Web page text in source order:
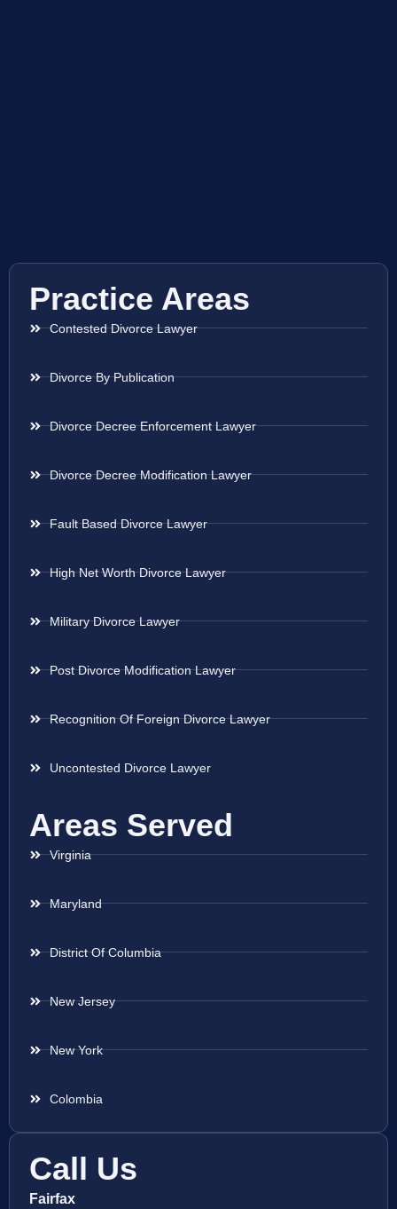
Practice Areas
Contested Divorce Lawyer
Divorce By Publication
Divorce Decree Enforcement Lawyer
Divorce Decree Modification Lawyer
Fault Based Divorce Lawyer
High Net Worth Divorce Lawyer
Military Divorce Lawyer
Post Divorce Modification Lawyer
Recognition Of Foreign Divorce Lawyer
Uncontested Divorce Lawyer
Areas Served
Virginia
Maryland
District Of Columbia
New Jersey
New York
Colombia
Call Us
Fairfax